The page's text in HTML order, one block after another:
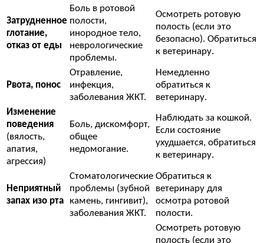
Затрудненное
глотание,
отказ от еды
Боль в ротовой
полости,
инородное тело,
неврологические
проблемы.
Осмотреть ротовую
полость (если это
безопасно). Обратиться
к ветеринару.
Рвота, понос
Отравление,
инфекция,
заболевания ЖКТ.
Немедленно
обратиться к
ветеринару.
Изменение
поведения
(вялость,
апатия,
агрессия)
Боль, дискомфорт,
общее
недомогание.
Наблюдать за кошкой.
Если состояние
ухудшается, обратиться
к ветеринару.
Неприятный
запах изо рта
Стоматологические
проблемы (зубной
камень, гингивит),
заболевания ЖКТ.
Обратиться к
ветеринару для
осмотра ротовой
полости.
Осмотреть ротовую
полость (если это